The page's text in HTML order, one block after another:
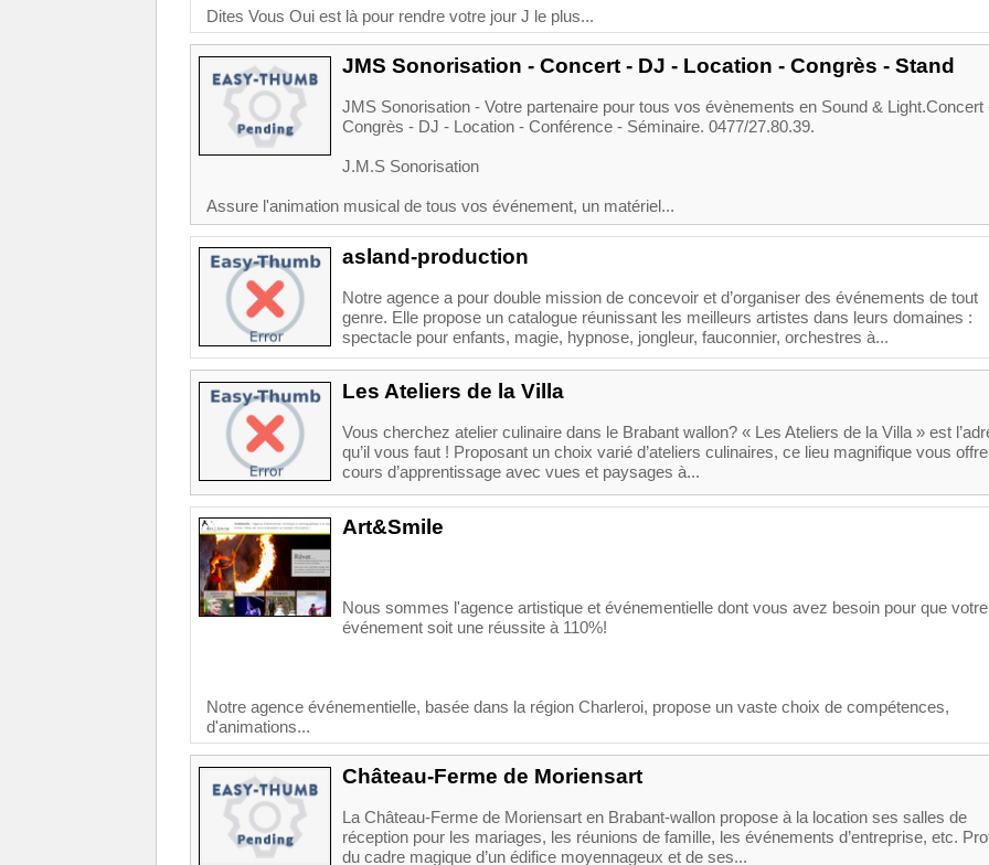
Dites Vous Oui est là pour rendre votre jour J le plus...
JMS Sonorisation - Concert - DJ - Location - Congrès - Stand
JMS Sonorisation - Votre partenaire pour tous vos évènements en Sound & Light.Concert
Congrès - DJ - Location - Conférence - Séminaire. 0477/27.80.39.
J.M.S Sonorisation
Assure l'animation musical de tous vos événement, un matériel...
asland-production
Notre agence a pour double mission de concevoir et d’organiser des événements de tout
genre. Elle propose un catalogue réunissant les meilleurs artistes dans leurs domaines :
spectacle pour enfants, magie, hypnose, jongleur, fauconnier, orchestres à...
Les Ateliers de la Villa
Vous cherchez atelier culinaire dans le Brabant wallon? « Les Ateliers de la Villa » est
qu’il vous faut ! Proposant un choix varié d’ateliers culinaires, ce lieu magnifique vous
cours d’apprentissage avec vues et paysages à...
Art&Smile
Nous sommes l'agence artistique et événementielle dont vous avez besoin pour que votre
événement soit une réussite à 110%!
Notre agence événementielle, basée dans la région Charleroi, propose un vaste choix de compétences,
d'animations...
Château-Ferme de Moriensart
La Château-Ferme de Moriensart en Brabant-wallon propose à la location ses salles de
réception pour les mariages, les réunions de famille, les événements d’entreprise, etc.
du cadre magique d’un édifice moyennageux et de ses...